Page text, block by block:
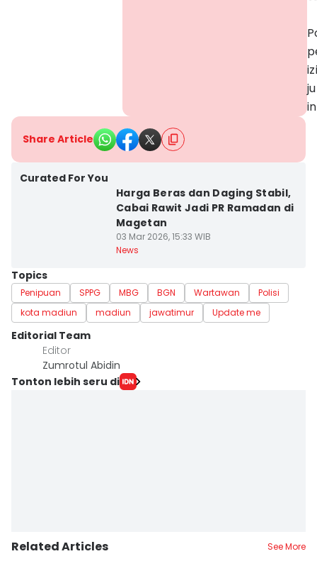
Share Article
Curated For You
Harga Beras dan Daging Stabil,
Cabai Rawit Jadi PR Ramadan di
Magetan
03 Mar 2026, 15:33 WIB
News
Topics
Penipuan SPPG MBG BGN Wartawan
Polisi
kota madiun
madiun jawatimur Update me
Editorial Team
Editor
Zumrotul Abidin
Tonton lebih seru di
Related Articles See More